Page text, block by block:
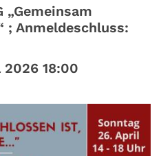
„Gemeinsam
; Anmeldeschluss:
18:00